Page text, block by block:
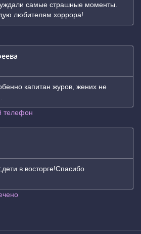
самые страшные моменты.
любителям хоррора!
капитан журов, жених не
телефон
в восторге!Спасибо